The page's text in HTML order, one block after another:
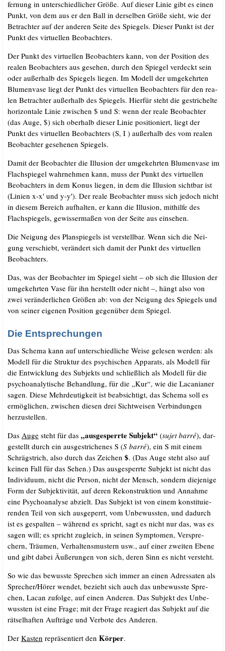
fer­nung in unter­schied­li­cher Grö­ße. Auf die­ser Linie gibt es einen
Punkt, von dem aus er den Ball in der­sel­ben Grö­ße sieht, wie der
Betrach­ter auf der ande­ren Sei­te des Spie­gels. Die­ser Punkt ist der
Punkt des vir­tu­el­len Beobachters.
Der Punkt des vir­tu­el­len Beob­ach­ters kann, von der Posi­ti­on des
rea­len Beob­ach­ters aus gese­hen, durch den Spie­gel ver­deckt sein
oder außer­halb des Spie­gels lie­gen. Im Modell der umge­kehr­ten
Blu­men­va­se liegt der Punkt des vir­tu­el­len Beob­ach­ters für den rea­
len Betrach­ter außer­halb des Spie­gels. Hier­für steht die gestri­chel­te
hori­zon­ta­le Linie zwi­schen $ und S: wenn der rea­le Beob­ach­ter
(das Auge, $) sich ober­halb die­ser Linie posi­tio­niert, liegt der
Punkt des vir­tu­el­len Beob­ach­ters (S, I ) außer­halb des vom rea­len
Beob­ach­ter gese­he­nen Spiegels.
Damit der Beob­ach­ter die Illu­si­on der umge­kehr­ten Blu­men­va­se im
Flach­spie­gel wahr­neh­men kann, muss der Punkt des vir­tu­el­len
Beob­ach­ters in dem Konus lie­gen, in dem die Illu­si­on sicht­bar ist
(Lini­en x-x′ und y-y′). Der rea­le Beob­ach­ter muss sich jedoch nicht
in die­sem Bereich auf­hal­ten, er kann die Illu­si­on, mit­hil­fe des
Flach­spie­gels, gewis­ser­ma­ßen von der Sei­te aus einsehen.
Die Nei­gung des Plan­spie­gels ist ver­stell­bar. Wenn sich die Nei­
gung ver­schiebt, ver­än­dert sich damit der Punkt des vir­tu­el­len
Beobachters.
Das, was der Beob­ach­ter im Spie­gel sieht – ob sich die Illu­si­on der
umge­kehr­ten Vase für ihn her­stellt oder nicht –, hängt also von
zwei ver­än­der­li­chen Grö­ßen ab: von der Nei­gung des Spie­gels und
von sei­ner eige­nen Posi­ti­on gegen­über dem Spiegel.
Die Entsprechungen
Das Sche­ma kann auf unter­schied­li­che Wei­se gele­sen wer­den: als
Modell für die Struk­tur des psy­chi­schen Appa­rats, als Modell für
die Ent­wick­lung des Sub­jekts und schließ­lich als Modell für die
psy­cho­ana­ly­ti­sche Behand­lung, für die „Kur“, wie die Laca­nia­ner
sagen. Die­se Mehr­deu­tig­keit ist beab­sich­tigt, das Sche­ma soll es
ermög­li­chen, zwi­schen die­sen drei Sicht­wei­sen Ver­bin­dun­gen
herzustellen.
Das Augesteht für das „aus­ge­sperr­te Sub­jekt“(sujet bar­ré), dar­
ge­stellt durch ein aus­ge­stri­che­nes S (S bar­ré), ein S mit einem
Schräg­strich, also durch das Zei­chen $. (Das Auge steht also auf
kei­nen Fall für das Sehen.) Das aus­ge­sperr­te Sub­jekt ist nicht das
Indi­vi­du­um, nicht die Per­son, nicht der Mensch, son­dern die­je­ni­ge
Form der Sub­jek­ti­vi­tät, auf deren Rekon­struk­ti­on und Annah­me
eine Psy­cho­ana­ly­se abzielt. Das Sub­jekt ist von einem kon­sti­tu­ie­
ren­den Teil von sich aus­ge­perrt, vom Unbe­wuss­ten, und dadurch
ist es gespal­ten – wäh­rend es spricht, sagt es nicht nur das, was es
sagen will; es spricht zugleich, in sei­nen Sym­pto­men, Ver­spre­
chern, Träu­men, Ver­hal­tens­mus­tern usw., auf einer zwei­ten Ebe­ne
und gibt dabei Äuße­run­gen von sich, deren Sinn es nicht versteht.
So wie das bewuss­te Spre­chen sich immer an einen Adres­sa­ten als
Sprecher/​Hörer wen­det, bezieht sich auch das unbe­wuss­te Spre­
chen, Lacan zufol­ge, auf einen Ande­ren. Das Sub­jekt des Unbe­
wuss­ten ist eine Fra­ge; mit der Fra­ge reagiert das Sub­jekt auf die
rät­sel­haf­ten Auf­trä­ge und Ver­bo­te des Anderen.
Der Kas­ten reprä­sen­tiert den Kör­per.